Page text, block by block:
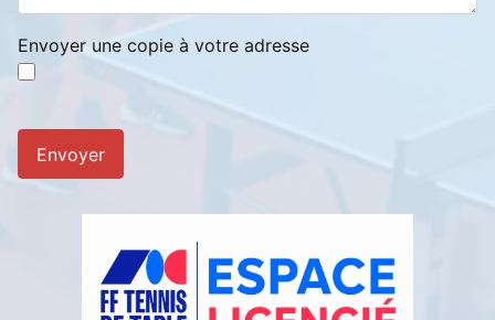
Envoyer une copie à votre adresse
Envoyer